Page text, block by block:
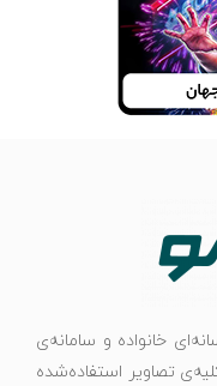
خانواده و سامانه‌ی
تصاویر استفاده‌شده